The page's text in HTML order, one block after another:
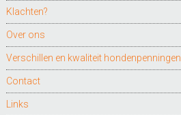
Klachten?
Over ons
Verschillen en kwaliteit hondenpenningen
Contact
Links